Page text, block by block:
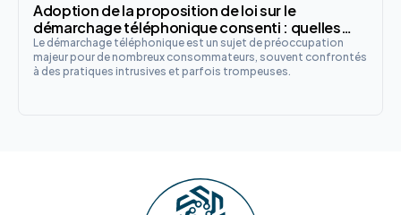
Adoption de la proposition de loi sur le
démarchage téléphonique consenti : quelles
protections pour les consommateurs ?
Le démarchage téléphonique est un sujet de préoccupation
majeur pour de nombreux consommateurs, souvent confrontés
à des pratiques intrusives et parfois trompeuses.